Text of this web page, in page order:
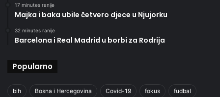
17 minutes ranije
Majka i baka ubile četvero djece u Njujorku
32 minutes ranije
Barcelona i Real Madrid u borbi za Rodrija
Popularno
bih Bosna i Hercegovina Covid-19 fokus fudbal